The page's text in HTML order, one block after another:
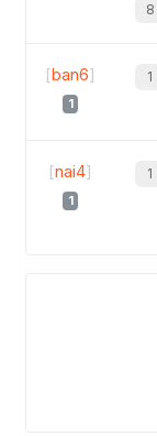
[ban6]
1
[nai4]
1